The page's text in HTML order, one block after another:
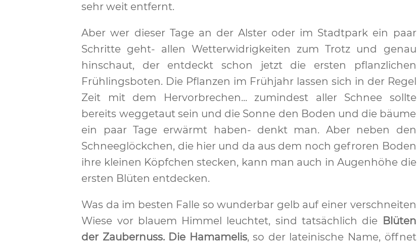
sehr weit entfernt.
Aber wer dieser Tage an der Alster oder im Stadtpark ein paar
Schritte geht- allen Wetterwidrigkeiten zum Trotz und genau
hinschaut, der entdeckt schon jetzt die ersten pflanzlichen
Frühlingsboten. Die Pflanzen im Frühjahr lassen sich in der Regel
Zeit mit dem Hervorbrechen... zumindest aller Schnee sollte
bereits weggetaut sein und die Sonne den Boden und die bäume
ein paar Tage erwärmt haben- denkt man. Aber neben den
Schneeglöckchen, die hier und da aus dem noch gefroren Boden
ihre kleinen Köpfchen stecken, kann man auch in Augenhöhe die
ersten Blüten entdecken.
Was da im besten Falle so wunderbar gelb auf einer verschneiten
Wiese vor blauem Himmel leuchtet, sind tatsächlich die Blüten
der Zaubernuss. Die Hamamelis, so der lateinische Name, öffnet